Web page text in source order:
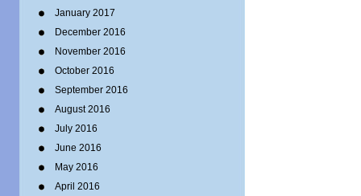
January 2017
December 2016
November 2016
October 2016
September 2016
August 2016
July 2016
June 2016
May 2016
April 2016